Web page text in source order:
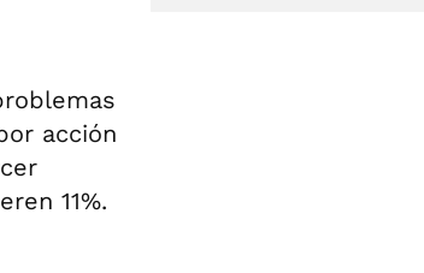
acción
11%.